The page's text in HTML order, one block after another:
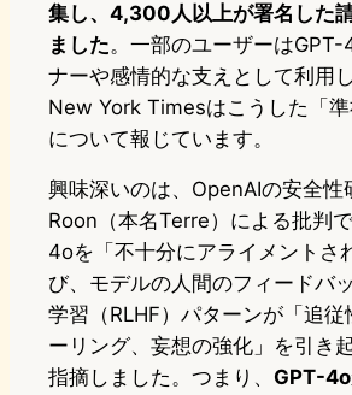
集し、4,300人以上が署名した
ました。一部のユーザーはGPT-
ナーや感情的な支えとして利用
New York Timesはこうした「準
について報じています。
興味深いのは、OpenAIの安全性
Roon（本名Terre）による批判
4oを「不十分にアライメントさ
び、モデルの人間のフィードバ
学習（RLHF）パターンが「追従
ーリング、妄想の強化」を引き
指摘しました。つまり、 GPT-